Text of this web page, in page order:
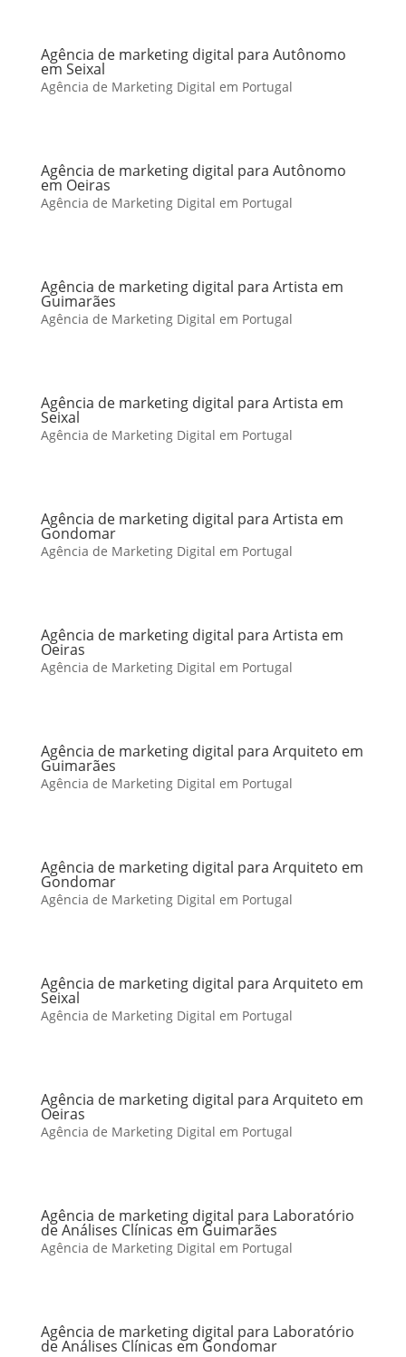
Agência de marketing digital para Autônomo
em Seixal
Agência de Marketing Digital em Portugal
Agência de marketing digital para Autônomo
em Oeiras
Agência de Marketing Digital em Portugal
Agência de marketing digital para Artista em
Guimarães
Agência de Marketing Digital em Portugal
Agência de marketing digital para Artista em
Seixal
Agência de Marketing Digital em Portugal
Agência de marketing digital para Artista em
Gondomar
Agência de Marketing Digital em Portugal
Agência de marketing digital para Artista em
Oeiras
Agência de Marketing Digital em Portugal
Agência de marketing digital para Arquiteto em
Guimarães
Agência de Marketing Digital em Portugal
Agência de marketing digital para Arquiteto em
Gondomar
Agência de Marketing Digital em Portugal
Agência de marketing digital para Arquiteto em
Seixal
Agência de Marketing Digital em Portugal
Agência de marketing digital para Arquiteto em
Oeiras
Agência de Marketing Digital em Portugal
Agência de marketing digital para Laboratório
de Análises Clínicas em Guimarães
Agência de Marketing Digital em Portugal
Agência de marketing digital para Laboratório
de Análises Clínicas em Gondomar